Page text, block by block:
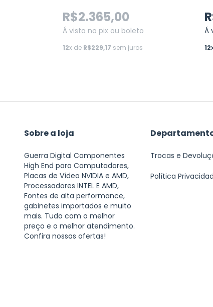
R$2.365,00
Á vista no pix ou boleto
12x de R$229,17 sem juros
Á
12
Sobre a loja
Guerra Digital Componentes
High End para Computadores,
Placas de Vídeo NVIDIA e AMD,
Processadores INTEL E AMD,
Fontes de alta performance,
gabinetes importados e muito
mais. Tudo com o melhor
preço e o melhor atendimento.
Confira nossas ofertas!
Trocas e
Política